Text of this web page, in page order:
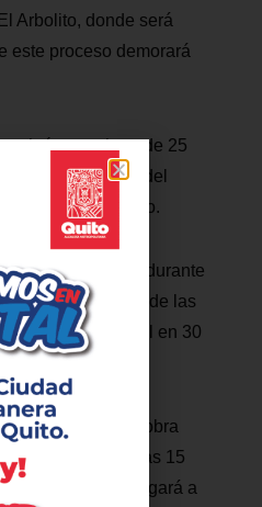
Arbolito, donde será
este proceso demorará
que tiene de 25
meses, la mitad del
del Metro de Quito.
1.136 metros durante
La Carolina. Otra de las
metros de túnel en 30
75 frentes de obra
física 13 de las 15
San Francisco, llegará a